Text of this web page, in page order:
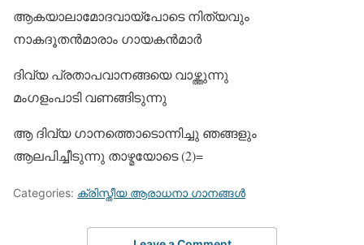
ആകയാലാമോദവായ്‌പോടെ നിത്യവും
നാകദൂതന്‍മാരാം ഗായകന്‍മാര്‍
ദിവ്യ പ്രതാപവാനങ്ങയെ വാഴ്ത്തുന്നു
മംഗളംപാടി വണങ്ങിടുന്നു
ആ ദിവ്യ ഗാനത്തൊടൊന്നിച്ചു ഞങ്ങളും
ആലപിച്ചീടുന്നു താഴ്മയോടെ (2)=
Categories: ക്രിസ്തീയ ആരാധനാ ഗാനങ്ങള്‍